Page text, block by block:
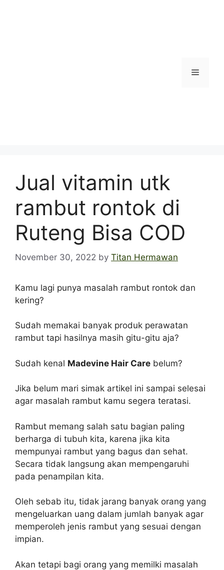
Menu
Jual vitamin utk
rambut rontok di
Ruteng Bisa COD
November 30, 2022 by Titan Hermawan
Kamu lagi punya masalah rambut rontok dan
kering?
Sudah memakai banyak produk perawatan
rambut tapi hasilnya masih gitu-gitu aja?
Sudah kenal Madevine Hair Care belum?
Jika belum mari simak artikel ini sampai selesai
agar masalah rambut kamu segera teratasi.
Rambut memang salah satu bagian paling
berharga di tubuh kita, karena jika kita
mempunyai rambut yang bagus dan sehat.
Secara tidak langsung akan mempengaruhi
pada penampilan kita.
Oleh sebab itu, tidak jarang banyak orang yang
mengeluarkan uang dalam jumlah banyak agar
memperoleh jenis rambut yang sesuai dengan
impian.
Akan tetapi bagi orang yang memilki masalah